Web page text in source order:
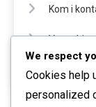
Kom i
Vores
Gennemse
We respect
Cookies help
personalized